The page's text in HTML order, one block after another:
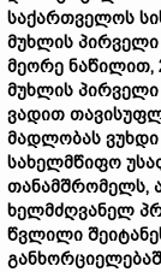
საქართველოს
მუხლის პირველი
მეორე ნაწილით,
მუხლის
ვადით
მადლობას ვუხდი
სახელმწიფო
თანამშრომელს,
ხელმძღვანელ
წვლილი